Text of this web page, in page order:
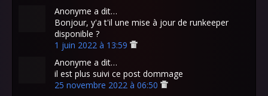
Anonyme a dit…
Bonjour, y'a t'il une mise à jour de runkeeper
disponible ?
1 juin 2022 à 13:59
Anonyme a dit…
il est plus suivi ce post dommage
25 novembre 2022 à 06:50